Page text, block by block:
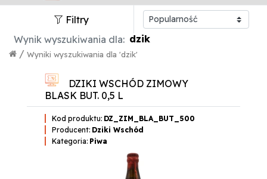
Filtry
Wynik wyszukiwania dla: dzik
Wyniki wyszukiwania dla 'dzik'
/
DZIKI WSCHÓD ZIMOWY
BLASK BUT. 0,5 L
Kod produktu: DZ_ZIM_BLA_BUT_500
Producent: Dziki Wschód
Kategoria: Piwa